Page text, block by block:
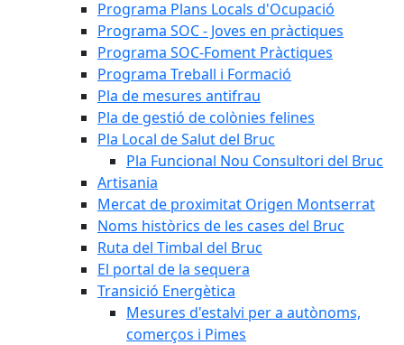
Programa Plans Locals d'Ocupació
Programa SOC - Joves en pràctiques
Programa SOC-Foment Pràctiques
Programa Treball i Formació
Pla de mesures antifrau
Pla de gestió de colònies felines
Pla Local de Salut del Bruc
Pla Funcional Nou Consultori del Bruc
Artisania
Mercat de proximitat Origen Montserrat
Noms històrics de les cases del Bruc
Ruta del Timbal del Bruc
El portal de la sequera
Transició Energètica
Mesures d'estalvi per a autònoms,
comerços i Pimes